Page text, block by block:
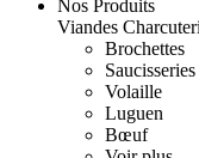
Nos Produits
Viandes
Brochettes
Saucisseries
Volaille
Luguen
Bœuf